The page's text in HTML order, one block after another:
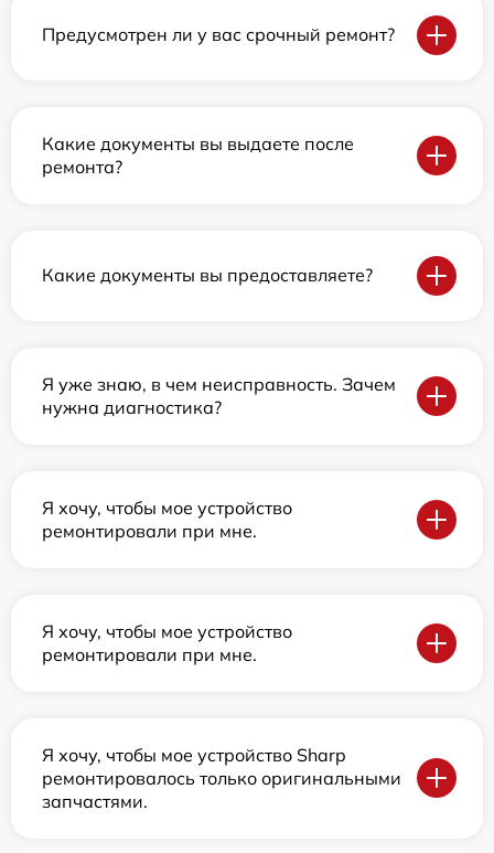
Предусмотрен ли у вас срочный ремонт?
Какие документы вы выдаете после
ремонта?
Какие документы вы предоставляете?
Я уже знаю, в чем неисправность. Зачем
нужна диагностика?
Я хочу, чтобы мое устройство
ремонтировали при мне.
Я хочу, чтобы мое устройство
ремонтировали при мне.
Я хочу, чтобы мое устройство Sharp
ремонтировалось только оригинальными
запчастями.